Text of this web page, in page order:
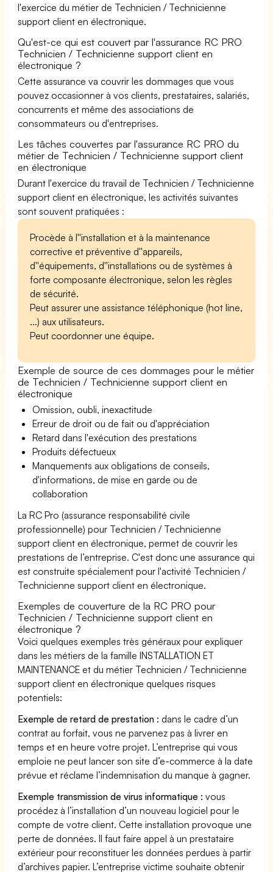
l'exercice du métier de Technicien / Technicienne
support client en électronique.
Qu'est-ce qui est couvert par l'assurance RC PRO
Technicien / Technicienne support client en
électronique ?
Cette assurance va couvrir les dommages que vous
pouvez occasionner à vos clients, prestataires, salariés,
concurrents et même des associations de
consommateurs ou d'entreprises.
Les tâches couvertes par l'assurance RC PRO du
métier de Technicien / Technicienne support client
en électronique
Durant l'exercice du travail de Technicien / Technicienne
support client en électronique, les activités suivantes
sont souvent pratiquées :
Procède à l''installation et à la maintenance
corrective et préventive d''appareils,
d''équipements, d''installations ou de systèmes à
forte composante électronique, selon les règles
de sécurité.
Peut assurer une assistance téléphonique (hot line,
...) aux utilisateurs.
Peut coordonner une équipe.
Exemple de source de ces dommages pour le métier
de Technicien / Technicienne support client en
électronique
Omission, oubli, inexactitude
Erreur de droit ou de fait ou d'appréciation
Retard dans l'exécution des prestations
Produits défectueux
Manquements aux obligations de conseils,
d'informations, de mise en garde ou de
collaboration
La RC Pro (assurance responsabilité civile
professionnelle) pour Technicien / Technicienne
support client en électronique, permet de couvrir les
prestations de l’entreprise. C'est donc une assurance qui
est construite spécialement pour l'activité Technicien /
Technicienne support client en électronique.
Exemples de couverture de la RC PRO pour
Technicien / Technicienne support client en
électronique ?
Voici quelques exemples très généraux pour expliquer
dans les métiers de la famille INSTALLATION ET
MAINTENANCE et du métier Technicien / Technicienne
support client en électronique quelques risques
potentiels:
Exemple de retard de prestation : dans le cadre d’un
contrat au forfait, vous ne parvenez pas à livrer en
temps et en heure votre projet. L’entreprise qui vous
emploie ne peut lancer son site d’e-commerce à la date
prévue et réclame l’indemnisation du manque à gagner.
Exemple transmission de virus informatique : vous
procédez à l’installation d’un nouveau logiciel pour le
compte de votre client. Cette installation provoque une
perte de données. Il faut faire appel à un prestataire
extérieur pour reconstituer les données perdues à partir
d’archives papier. L’entreprise victime souhaite obtenir